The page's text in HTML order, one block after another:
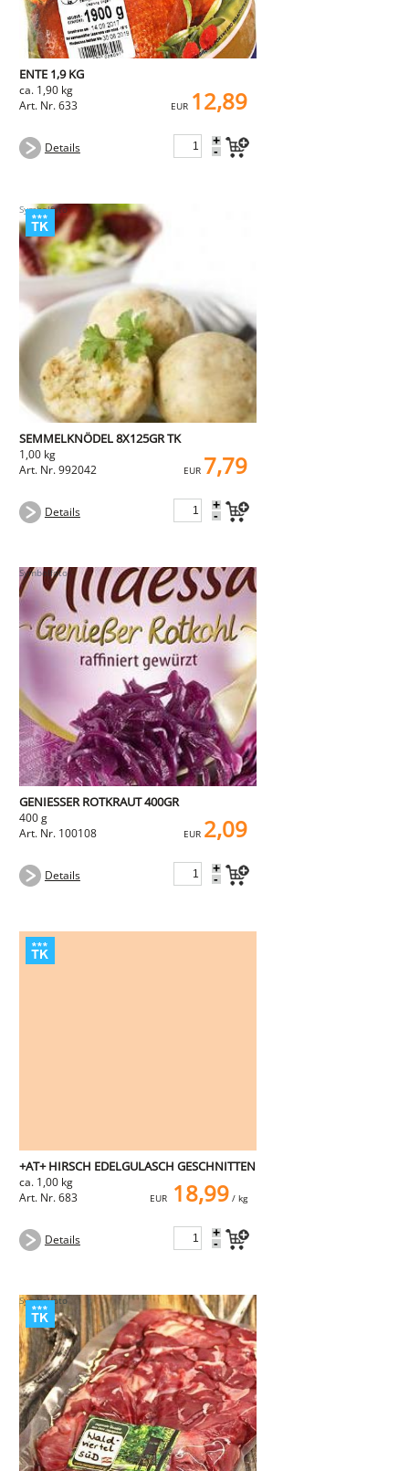
ENTE 1,9 KG
ca. 1,90 kg
Art. Nr. 633
EUR 12,89
Details +
-
SEMMELKNÖDEL 8X125GR TK
1,00 kg
Art. Nr. 992042
EUR 7,79
Details +
-
GENIESSER ROTKRAUT 400GR
400 g
Art. Nr. 100108
EUR 2,09
Details +
-
+AT+ HIRSCH EDELGULASCH GESCHNITTEN
ca. 1,00 kg
Art. Nr. 683
EUR 18,99/ kg
Details +
-